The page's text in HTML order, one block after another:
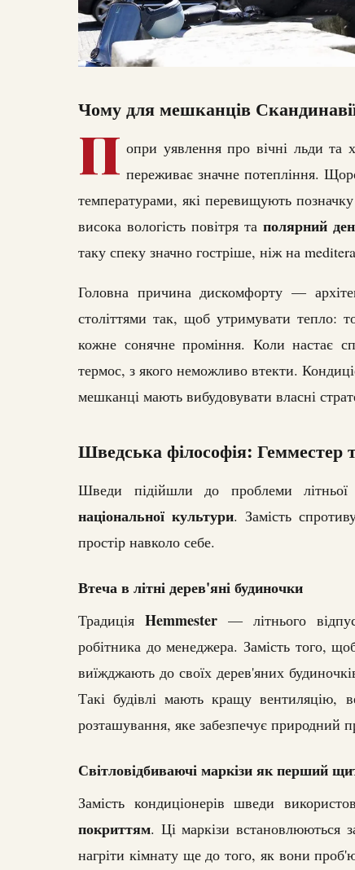
Чому для мешканців
П опри уявлення про вічні льди та
переживає значне потепління.
температурами, які перевищують
висока вологість повітря таполярний
таку спеку значно гостріше, ніж на
Головна причина дискомфорту —
століттями так, щоб утримувати тепло:
кожне сонячне проміння. Коли настає
термос, з якого неможливо втекти.
мешканці мають вибудовувати власні
Шведська філософія: Гемместер
Шведи підійшли до проблеми
національної культури. Замість
простір навколо себе.
Втеча в літні дерев'яні будиночки
ТрадиціяHemmester — літнього
робітника до менеджера. Замість того,
виїжджають до своїх дерев'яних
Такі будівлі мають кращу вентиляцію,
розташування, яке забезпечує природний
Світловідбиваючі маркізи як перший
Замість кондиціонерів шведи
покриттям. Ці маркізи встановлюються
нагріти кімнату ще до того, як вони